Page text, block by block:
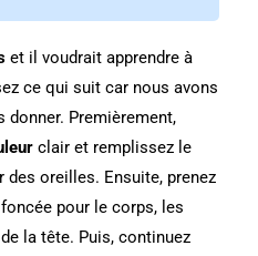
et il voudrait apprendre à
ce qui suit car nous avons
donner. Premièrement,
clair et remplissez le
des oreilles. Ensuite, prenez
pour le corps, les
la tête. Puis, continuez